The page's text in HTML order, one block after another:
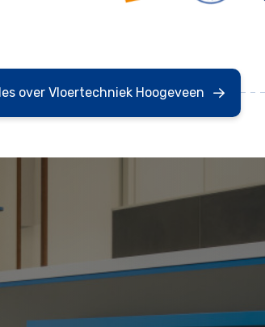
over Vloertechniek Hoogeveen